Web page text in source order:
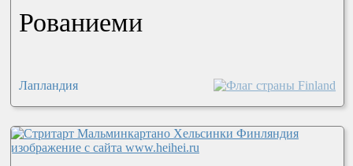
Рованиеми
Лапландия